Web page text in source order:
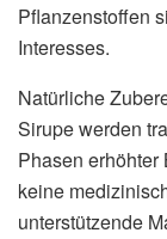
Pflanzenstoffen
Interesses.
Natürliche
Sirupe werden
Phasen
keine
unterstützende